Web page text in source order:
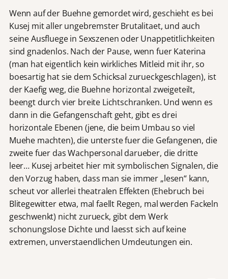
Wenn auf der Buehne gemordet wird, geschieht es bei
Kusej mit aller ungebremster Brutalitaet, und auch
seine Ausfluege in Sexszenen oder Unappetitlichkeiten
sind gnadenlos. Nach der Pause, wenn fuer Katerina
(man hat eigentlich kein wirkliches Mitleid mit ihr, so
boesartig hat sie dem Schicksal zurueckgeschlagen), ist
der Kaefig weg, die Buehne horizontal zweigeteilt,
beengt durch vier breite Lichtschranken. Und wenn es
dann in die Gefangenschaft geht, gibt es drei
horizontale Ebenen (jene, die beim Umbau so viel
Muehe machten), die unterste fuer die Gefangenen, die
zweite fuer das Wachpersonal darueber, die dritte
leer… Kusej arbeitet hier mit symbolischen Signalen, die
den Vorzug haben, dass man sie immer „lesen“ kann,
scheut vor allerlei theatralen Effekten (Ehebruch bei
Blitegewitter etwa, mal faellt Regen, mal werden Fackeln
geschwenkt) nicht zurueck, gibt dem Werk
schonungslose Dichte und laesst sich auf keine
extremen, unverstaendlichen Umdeutungen ein.